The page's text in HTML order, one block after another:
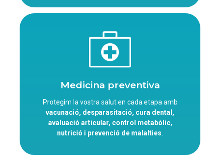
Medicina preventiva
Protegim la vostra salut en cada etapa amb
vacunació, desparasitació, cura dental,
avaluació articular, control metabòlic,
nutrició i prevenció de malalties